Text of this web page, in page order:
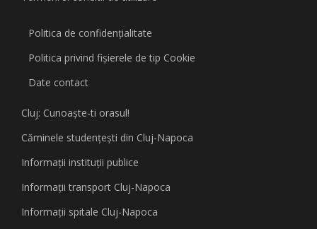
Politica de confidențialitate
Politica privind fişierele de tip Cookie
Date contact
Cluj: Cunoaşte-ti orasul!
Căminele studenţeşti din Cluj-Napoca
Informaţii instituţii publice
Informaţii transport Cluj-Napoca
Informaţii spitale Cluj-Napoca